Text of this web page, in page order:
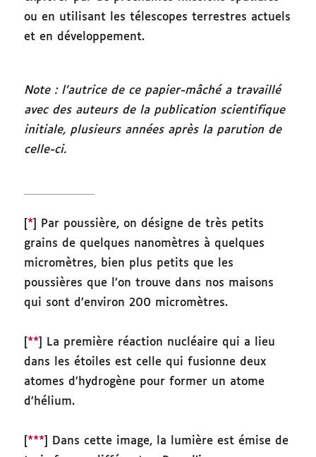
ou en utilisant les télescopes terrestres actuels
et en développement.
Note : l’autrice de ce papier-mâché a travaillé
avec des auteurs de la publication scientifique
initiale, plusieurs années après la parution de
celle-ci.
* ] Par poussière, on désigne de très petits
grains de quelques nanomètres à quelques
micromètres, bien plus petits que les
poussières que l’on trouve dans nos maisons
qui sont d’environ 200 micromètres.
** ] La première réaction nucléaire qui a lieu
dans les étoiles est celle qui fusionne deux
atomes d’hydrogène pour former un atome
d’hélium.
*** ] Dans cette image, la lumière est émise de